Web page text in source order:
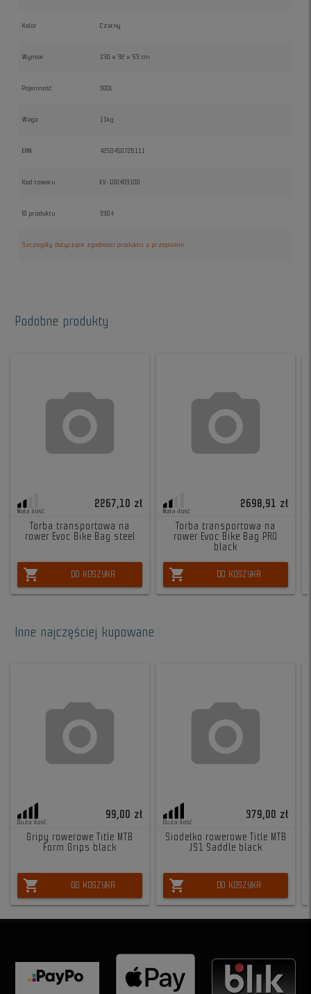
Kolor Czarny
Wymiar 130 x 92 x 53 cm
Pojemność 300L
Waga 11kg
EAN 4250450726111
Kod towaru EV-100409100
ID produktu 3304
Szczegóły dotyczące zgodności produktu z przepisami
Podobne produkty
Mała ilość
2267,10 zł
Torba transportowa na
rower Evoc Bike Bag steel
shopping_cart DO KOSZYKA
Mała ilość
2698,91 zł
Torba transportowa na
rower Evoc Bike Bag PRO
black
shopping_cart DO KOSZYKA
Inne najczęściej kupowane
Duża ilość
99,00 zł
Gripy rowerowe Title MTB
Form Grips black
shopping_cart DO KOSZYKA
Duża ilość
379,00 zł
Siodełko rowerowe Title MTB
JS1 Saddle black
shopping_cart DO KOSZYKA